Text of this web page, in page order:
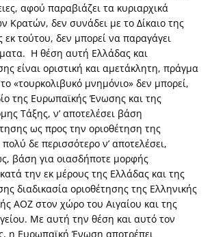
αφού παραβιάζει τα κυριαρχικά
Κρατών, δεν συνάδει με το Δίκαιο της
τούτου, δεν μπορεί να παραγάγει
Η θέση αυτή Ελλάδας και
είναι οριστική και αμετάκλητη, πράγμα
«τουρκολιβυκό μνημόνιο» δεν μπορεί,
της Ευρωπαϊκής Ένωσης και της
Τάξης, ν’ αποτελέσει βάση
ως προς την οριοθέτηση της
δε περισσότερο ν’ αποτελέσει,
βάση για οιασδήποτε μορφής
την εκ μέρους της Ελλάδας και της
διαδικασία οριοθέτησης της Ελληνικής
ΑΟΖ στον χώρο του Αιγαίου και της
Με αυτή την θέση και αυτό τον
η Ευρωπαϊκή Ένωση αποτρέπει